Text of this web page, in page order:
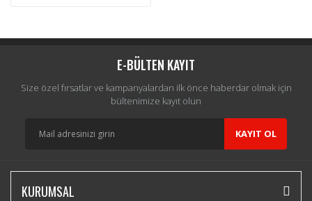
E-BÜLTEN KAYIT
Size özel fırsatlar ve kampanyalardan ilk önce haberdar olmak için
bültenimize kayıt olun
KAYIT OL
KURUMSAL